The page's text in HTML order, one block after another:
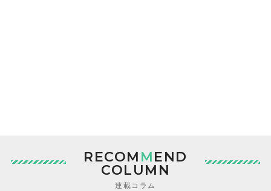
RECOM MEND
COLUMN
連載コラム